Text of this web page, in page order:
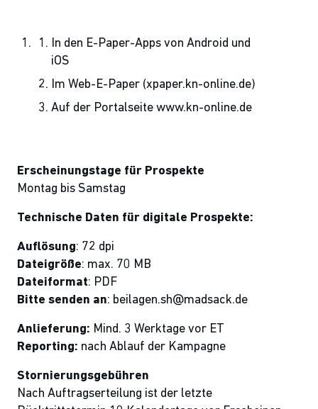
In den E-Paper-Apps von Android und
iOS
Im Web-E-Paper (xpaper.kn-online.de)
Auf der Portalseite www.kn-online.de
Erscheinungstage für Prospekte
Montag bis Samstag
Technische Daten für digitale Prospekte:
Auflösung: 72 dpi
Dateigröße: max. 70 MB
Dateiformat: PDF
Bitte senden an: beilagen.sh@madsack.de
Anlieferung: Mind. 3 Werktage vor ET
Reporting: nach Ablauf der Kampagne
Stornierungsgebühren
Nach Auftragserteilung ist der letzte